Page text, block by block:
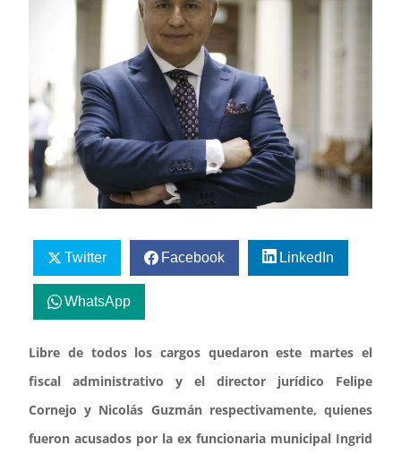
Twitter Facebook LinkedIn
WhatsApp
Libre de todos los cargos quedaron este martes el
fiscal administrativo y el director jurídico Felipe
Cornejo y Nicolás Guzmán respectivamente, quienes
fueron acusados por la ex funcionaria municipal Ingrid